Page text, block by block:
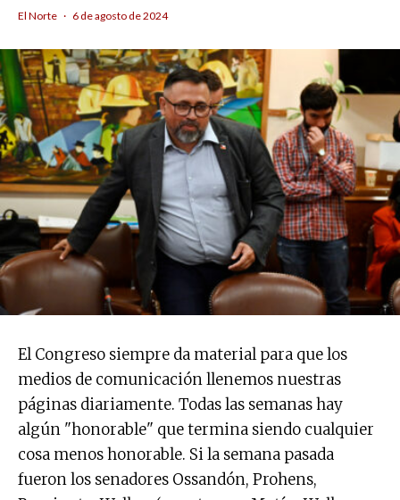
El Norte · 6 de agosto de 2024
El Congreso siempre da material para que los
medios de comunicación llenemos nuestras
páginas diariamente. Todas las semanas hay
algún "honorable" que termina siendo cualquier
cosa menos honorable. Si la semana pasada
fueron los senadores Ossandón, Prohens,